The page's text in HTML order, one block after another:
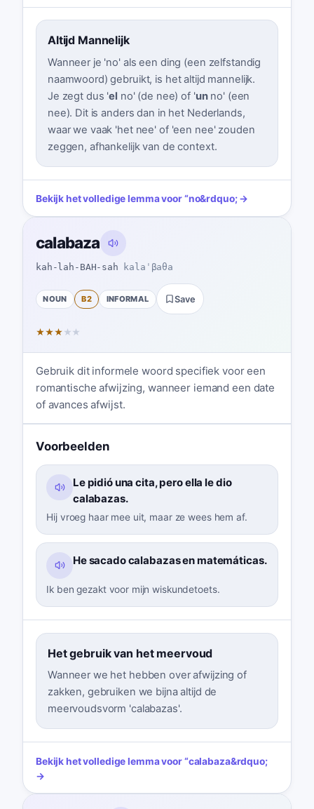
Altijd Mannelijk
Wanneer je 'no' als een ding (een zelfstandig
naamwoord) gebruikt, is het altijd mannelijk.
Je zegt dus 'el no' (de nee) of 'unno' (een
nee). Dit is anders dan in het Nederlands,
waar we vaak 'het nee' of 'een nee' zouden
zeggen, afhankelijk van de context.
Bekijk het volledige lemma voor“no&rdquo; →
calabaza
kah-lah-BAH-sah kalaˈβaθa
NOUN B2 INFORMAL Save
★★★ ★ ★
Gebruik dit informele woord specifiek voor een
romantische afwijzing, wanneer iemand een date
of avances afwijst.
Voorbeelden
Le pidió una cita, pero ella le dio
calabazas.
Hij vroeg haar mee uit, maar ze wees hem af.
He sacado calabazas en matemáticas.
Ik ben gezakt voor mijn wiskundetoets.
Het gebruik van het meervoud
Wanneer we het hebben over afwijzing of
zakken, gebruiken we bijna altijd de
meervoudsvorm 'calabazas'.
Bekijk het volledige lemma voor“calabaza&rdquo;
→